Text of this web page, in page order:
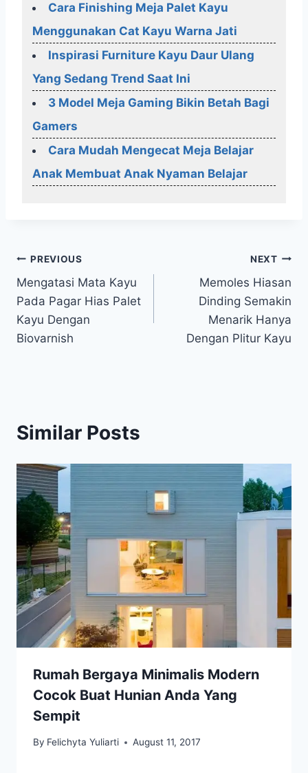
Cara Finishing Meja Palet Kayu
Menggunakan Cat Kayu Warna Jati
Inspirasi Furniture Kayu Daur Ulang
Yang Sedang Trend Saat Ini
3 Model Meja Gaming Bikin Betah Bagi
Gamers
Cara Mudah Mengecat Meja Belajar
Anak Membuat Anak Nyaman Belajar
Post
navigation
PREVIOUS
Mengatasi Mata Kayu
Pada Pagar Hias Palet
Kayu Dengan
Biovarnish
NEXT
Memoles Hiasan
Dinding Semakin
Menarik Hanya
Dengan Plitur Kayu
Similar Posts
Rumah Bergaya Minimalis Modern
Cocok Buat Hunian Anda Yang
Sempit
By Felichyta Yuliarti August 11, 2017